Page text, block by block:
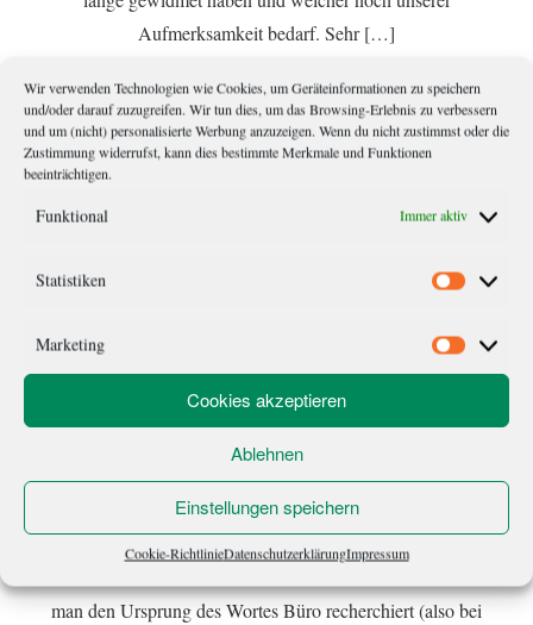
Wir verwenden Technologien wie Cookies, um Geräteinformationen zu speichern
und/oder darauf zuzugreifen. Wir tun dies, um das Browsing-Erlebnis zu verbessern
und um (nicht) personalisierte Werbung anzuzeigen. Wenn du nicht zustimmst oder die
Zustimmung widerrufst, kann dies bestimmte Merkmale und Funktionen
beeinträchtigen.
Funktional Immer aktiv
Statistiken
Marketing
Cookies akzeptieren
Ablehnen
Einstellungen speichern
Cookie-RichtlinieDatenschutzerklärungImpressum
Aufmerksamkeit bedarf. Sehr […]
Büro – Ort der Konzentration
Inspiriert von Ricardas Beitrag zu ihrem extern angemieteten
Schreibbüro, nehme ich hiermit an ihrer gestarteten Blogparade
teil. Dabei klingt Büro zunächst einmal schwer nach Arbeit,
man den Ursprung des Wortes Büro recherchiert (also bei